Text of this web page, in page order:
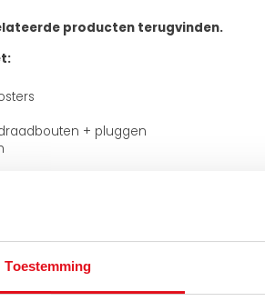
Toestemming
producten terugvinden.
+ pluggen